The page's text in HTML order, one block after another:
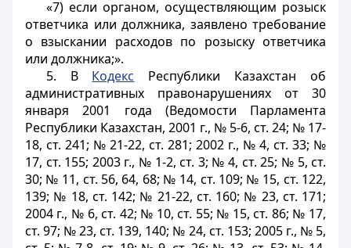
«7) если органом, осуществляющим розыск
ответчика или должника, заявлено требование
о взыскании расходов по розыску ответчика
или должника;».
5. В Кодекс Республики Казахстан об
административных правонарушениях от 30
января 2001 года (Ведомости Парламента
Республики Казахстан, 2001 г., № 5-6, ст. 24; № 17-
18, ст. 241; № 21-22, ст. 281; 2002 г., № 4, ст. 33; №
17, ст. 155; 2003 г., № 1-2, ст. 3; № 4, ст. 25; № 5, ст.
30; № 11, ст. 56, 64, 68; № 14, ст. 109; № 15, ст. 122,
139; № 18, ст. 142; № 21-22, ст. 160; № 23, ст. 171;
2004 г., № 6, ст. 42; № 10, ст. 55; № 15, ст. 86; № 17,
ст. 97; № 23, ст. 139, 140; № 24, ст. 153; 2005 г., № 5,